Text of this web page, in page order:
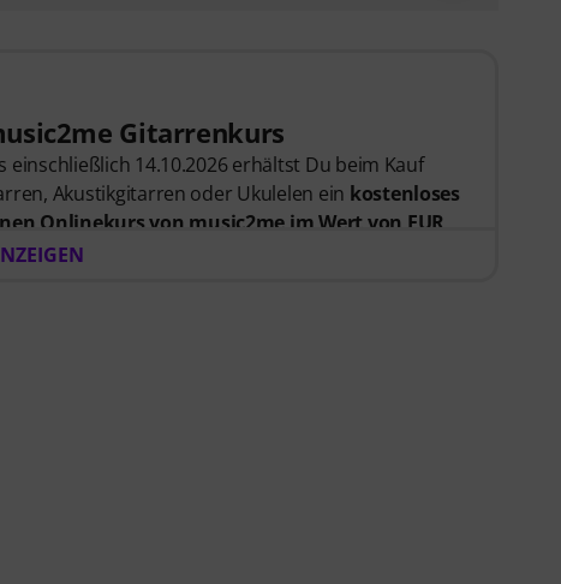
Gitarrenkurs
einschließlich 14.10.2026 erhältst Du beim Kauf
Akustikgitarren oder Ukulelen ein kostenloses
Onlinekurs von music2me im Wert von EUR
Bestellung bekommst du den Freischaltcode
mit dem deutschen Bildungs-Award
und Fortgeschrittene – von Pop, Rock und
mit Übungsfunktion, Zeitlupe und